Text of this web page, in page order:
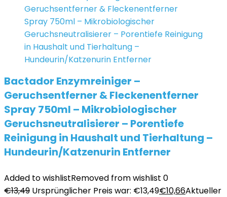
Bactador Enzymreiniger –
Geruchsentferner & Fleckenentferner
Spray 750ml – Mikrobiologischer
Geruchsneutralisierer – Porentiefe
Reinigung in Haushalt und Tierhaltung –
Hundeurin/Katzenurin Entferner
Added to wishlistRemoved from wishlist 0
€13,49 Ursprünglicher Preis war: €13,49€10,66Aktueller